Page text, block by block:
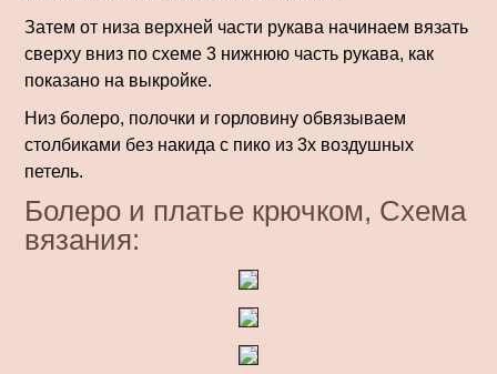
Затем от низа верхней части рукава начинаем вязать
сверху вниз по схеме 3 нижнюю часть рукава, как
показано на выкройке.
Низ болеро, полочки и горловину обвязываем
столбиками без накида с пико из 3х воздушных
петель.
Болеро и платье крючком, Схема
вязания: